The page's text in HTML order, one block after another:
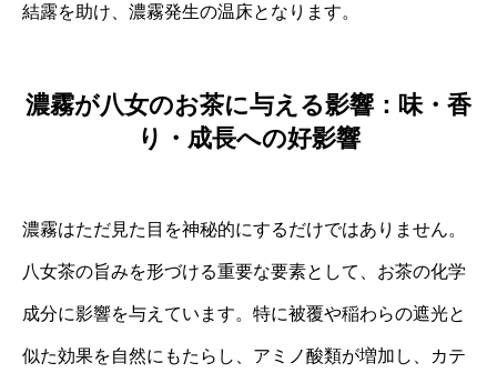
結露を助け、濃霧発生の温床となります。
濃霧が八女のお茶に与える影響：味・香
り・成長への好影響
濃霧はただ見た目を神秘的にするだけではありません。
八女茶の旨みを形づける重要な要素として、お茶の化学
成分に影響を与えています。特に被覆や稲わらの遮光と
似た効果を自然にもたらし、アミノ酸類が増加し、カテ